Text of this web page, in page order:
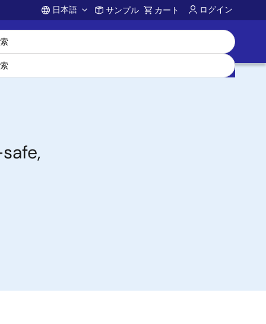
Account
日本語 サンプル カート ログイン